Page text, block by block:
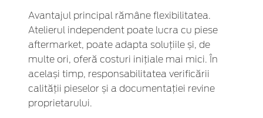
Avantajul principal rămâne flexibilitatea.
Atelierul independent poate lucra cu piese
aftermarket, poate adapta soluțiile și, de
multe ori, oferă costuri inițiale mai mici. În
același timp, responsabilitatea verificării
calității pieselor și a documentației revine
proprietarului.